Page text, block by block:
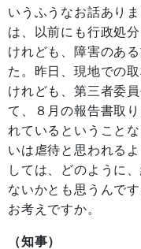
いうふうなお話あり
は、以前にも行政処
けれども、障害のあ
た。昨日、現地での
けれども、第三者委
て、８月の報告書取
れているということ
いは虐待と思われる
しては、どのように
ないかとも思うんで
お考えですか。
（知事）